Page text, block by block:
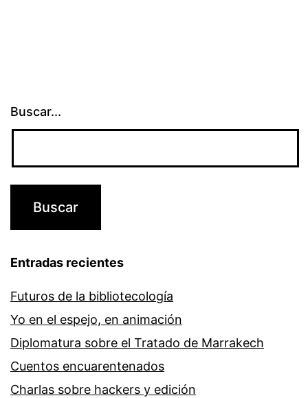
Buscar...
Entradas recientes
Futuros de la bibliotecología
Yo en el espejo, en animación
Diplomatura sobre el Tratado de Marrakech
Cuentos encuarentenados
Charlas sobre hackers y edición